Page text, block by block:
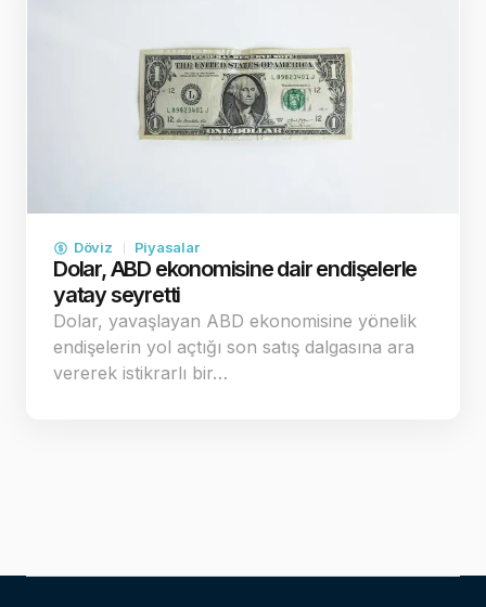
Döviz Piyasalar
Dolar, ABD ekonomisine dair endişelerle
yatay seyretti
Dolar, yavaşlayan ABD ekonomisine yönelik
endişelerin yol açtığı son satış dalgasına ara
vererek istikrarlı bir…